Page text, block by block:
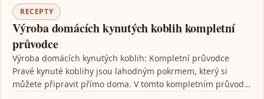
RECEPTY
Výroba domácích kynutých koblih kompletní
průvodce
Výroba domácích kynutých koblih: Kompletní průvodce
Pravé kynuté koblihy jsou lahodným pokrmem, který si
můžete připravit přímo doma. V tomto kompletním průvodci